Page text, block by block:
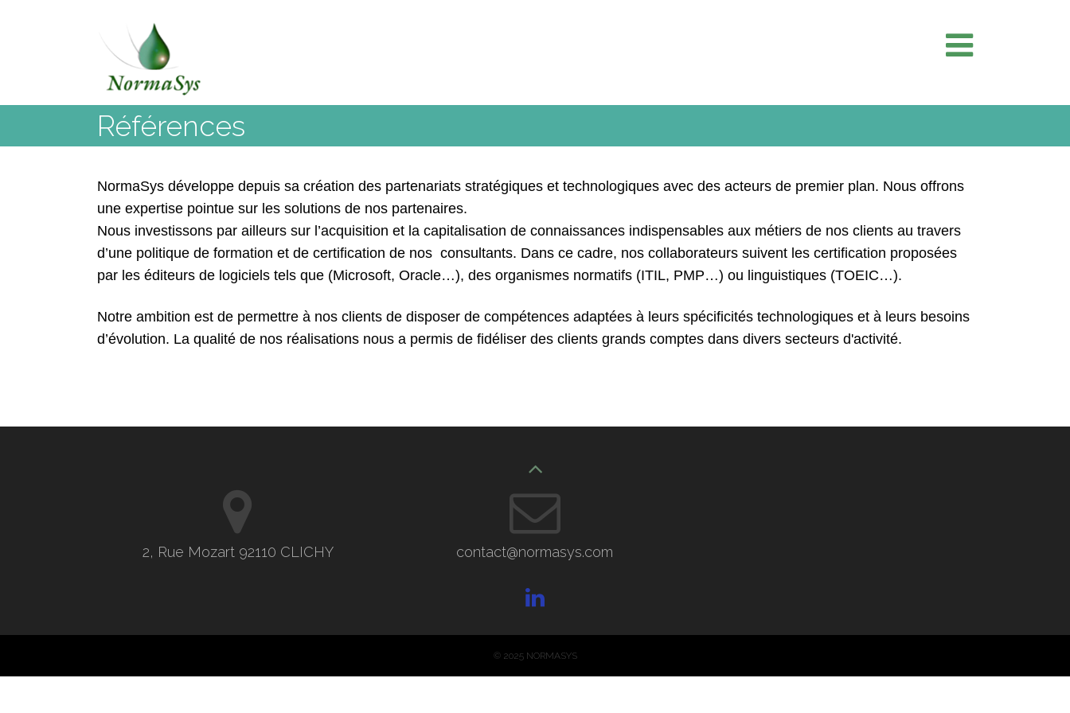
Références
NormaSys développe depuis sa création des partenariats stratégiques et technologiques avec des acteurs de premier plan. Nous offrons
une expertise pointue sur les solutions de nos partenaires.
Nous investissons par ailleurs sur l’acquisition et la capitalisation de connaissances indispensables aux métiers de nos clients au travers
d’une politique de formation et de certification de nos consultants. Dans ce cadre, nos collaborateurs suivent les certification proposées
par les éditeurs de logiciels tels que (Microsoft, Oracle…), des organismes normatifs (ITIL, PMP…) ou linguistiques (TOEIC…).
Notre ambition est de permettre à nos clients de disposer de compétences adaptées à leurs spécificités technologiques et à leurs besoins
d’évolution. La qualité de nos réalisations nous a permis de fidéliser des clients grands comptes dans divers secteurs d'activité.
2, Rue Mozart 92110 CLICHY contact@normasys.com
© 2025 NORMASYS